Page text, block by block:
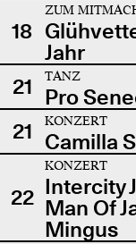
18
ZUM
Jahr
21
TANZ
Pro
21
KONZERT
Camilla
22
KONZERT
Intercity
Man Of
Mingus